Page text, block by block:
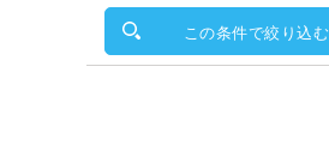
この条件で絞り込む